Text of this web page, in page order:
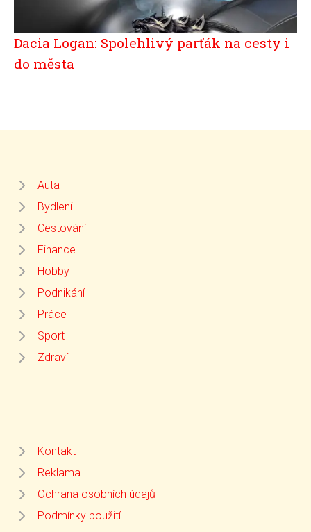
Dacia Logan: Spolehlivý parťák na cesty i
do města
Auta
Bydlení
Cestování
Finance
Hobby
Podnikání
Práce
Sport
Zdraví
Kontakt
Reklama
Ochrana osobních údajů
Podmínky použití